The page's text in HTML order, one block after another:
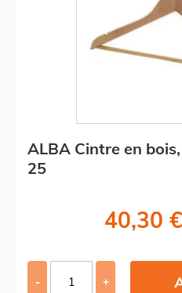
ALBA Cintre en
25
40,30 €
- +